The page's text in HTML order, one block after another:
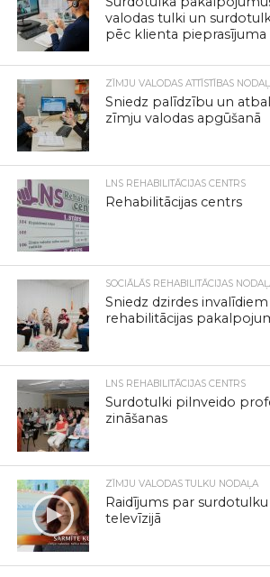
valodas tulki un
pēc klienta pieprasījuma
ZĪMJU VALODAS ATTĪSTĪBAS
Sniedz palīdzību un
zīmju valodas apgūšanā
LNS REHABILITĀCIJAS CENTRS
Rehabilitācijas centrs
SOCIĀLĀS REHABILITĀCIJAS
Sniedz dzirdes invalīdiem
rehabilitācijas
LNS REHABILITĀCIJAS CENTRS
Surdotulki pilnveido
zināšanas
ZĪMJU VALODAS TULKU NODAĻA
Raidījums par
televīzijā